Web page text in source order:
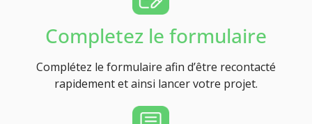
Completez le formulaire
Complétez le formulaire afin d’être recontacté
rapidement et ainsi lancer votre projet.